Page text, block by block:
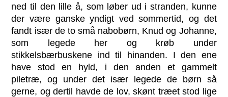
ned til den lille å, som løber ud i stranden, kunne
der være ganske yndigt ved sommertid, og det
fandt især de to små nabobørn, Knud og Johanne,
som legede her og krøb under
stikkelsbærbuskene ind til hinanden. I den ene
have stod en hyld, i den anden et gammelt
piletræ, og under det især legede de børn så
gerne, og dertil havde de lov, skønt træet stod lige